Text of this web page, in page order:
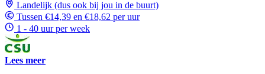
Landelijk (dus ook bij jou in de buurt)
Tussen €14,39 en €18,62 per uur
1 - 40 uur per week
Lees meer